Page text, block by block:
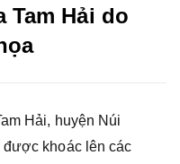
Tam Hải do
Hải, huyện Núi
được khoác lên các